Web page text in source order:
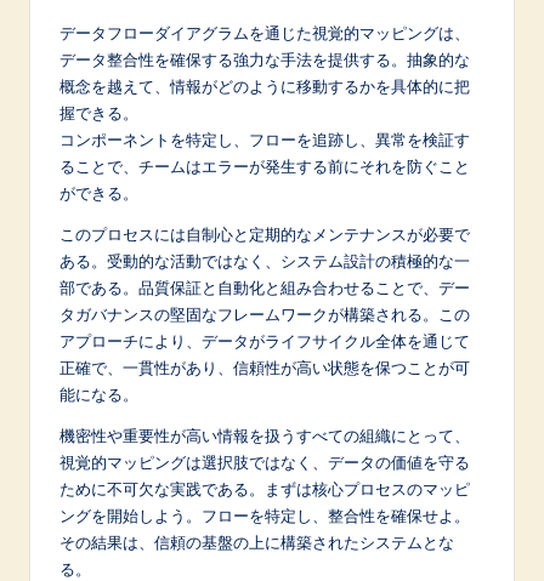
データフローダイアグラムを通じた視覚的マッピングは、
データ整合性を確保する強力な手法を提供する。抽象的な
概念を越えて、情報がどのように移動するかを具体的に把
握できる。
コンポーネントを特定し、フローを追跡し、異常を検証す
ることで、チームはエラーが発生する前にそれを防ぐこと
ができる。
このプロセスには自制心と定期的なメンテナンスが必要で
ある。受動的な活動ではなく、システム設計の積極的な一
部である。品質保証と自動化と組み合わせることで、デー
タガバナンスの堅固なフレームワークが構築される。この
アプローチにより、データがライフサイクル全体を通じて
正確で、一貫性があり、信頼性が高い状態を保つことが可
能になる。
機密性や重要性が高い情報を扱うすべての組織にとって、
視覚的マッピングは選択肢ではなく、データの価値を守る
ために不可欠な実践である。まずは核心プロセスのマッピ
ングを開始しよう。フローを特定し、整合性を確保せよ。
その結果は、信頼の基盤の上に構築されたシステムとな
る。